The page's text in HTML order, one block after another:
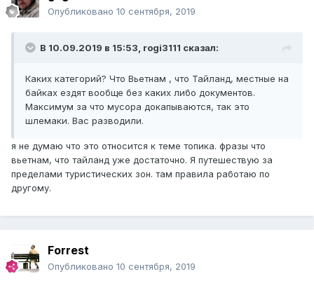
Опубликовано 10 сентября, 2019
В 10.09.2019 в 15:53, rogi3111 сказал:
Каких категорий? Что Вьетнам , что Тайланд, местные на
байках ездят вообще без каких либо документов.
Максимум за что мусора докапываются, так это
шлемаки. Вас разводили.
я не думаю что это относится к теме топика. фразы что
вьетнам, что тайланд уже достаточно. Я путешествую за
пределами туристических зон. там правила работаю по
другому.
Forrest
Опубликовано 10 сентября, 2019